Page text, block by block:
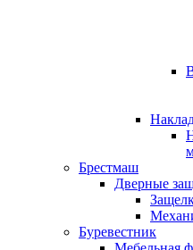
Брестмаш
Дверные
Буревестник